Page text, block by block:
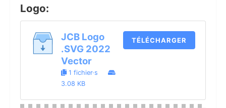
Logo:
JCB Logo
.SVG 2022
Vector
1 fichier·s
3.08 KB
TÉLÉCHARGER